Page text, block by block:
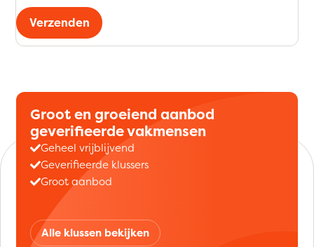
Verzenden
Groot en groeiend aanbod
geverifieerde vakmensen
Geheel vrijblijvend
Geverifieerde klussers
Groot aanbod
Alle klussen bekijken